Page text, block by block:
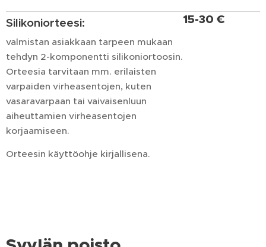
Silikoniorteesi:
valmistan asiakkaan tarpeen mukaan
tehdyn 2-komponentti silikoniortoosin.
Orteesia tarvitaan mm. erilaisten
varpaiden virheasentojen, kuten
vasaravarpaan tai vaivaisenluun
aiheuttamien virheasentojen
korjaamiseen.
Orteesin käyttöohje kirjallisena.
15-30 €